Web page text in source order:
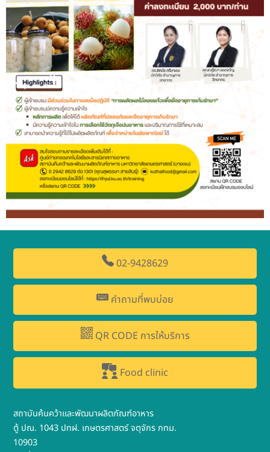
02-9428629
คำถามที่พบบ่อย
QR CODE การให้บริการ
Food clinic
สถาบันค้นคว้าและพัฒนาผลิตภัณฑ์อาหาร
ตู้ ปณ. 1043 ปทฝ. เกษตรศาสตร์ จตุจักร กทม.
10903